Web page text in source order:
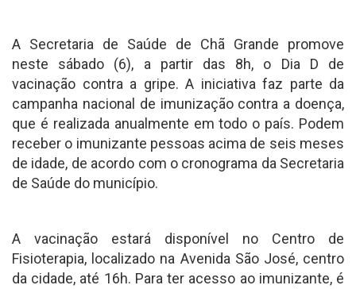
A Secretaria de Saúde de Chã Grande promove
neste sábado (6), a partir das 8h, o Dia D de
vacinação contra a gripe. A iniciativa faz parte da
campanha nacional de imunização contra a doença,
que é realizada anualmente em todo o país. Podem
receber o imunizante pessoas acima de seis meses
de idade, de acordo com o cronograma da Secretaria
de Saúde do município.
A vacinação estará disponível no Centro de
Fisioterapia, localizado na Avenida São José, centro
da cidade, até 16h. Para ter acesso ao imunizante, é